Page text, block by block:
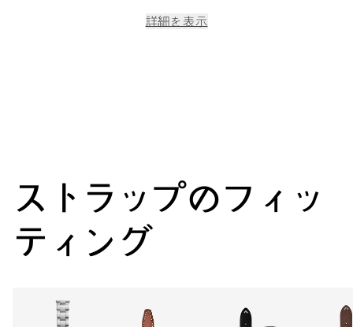
38時間
パワーリザーブ
キャリバー
詳細を表示
ストラップのフィッ
ティング